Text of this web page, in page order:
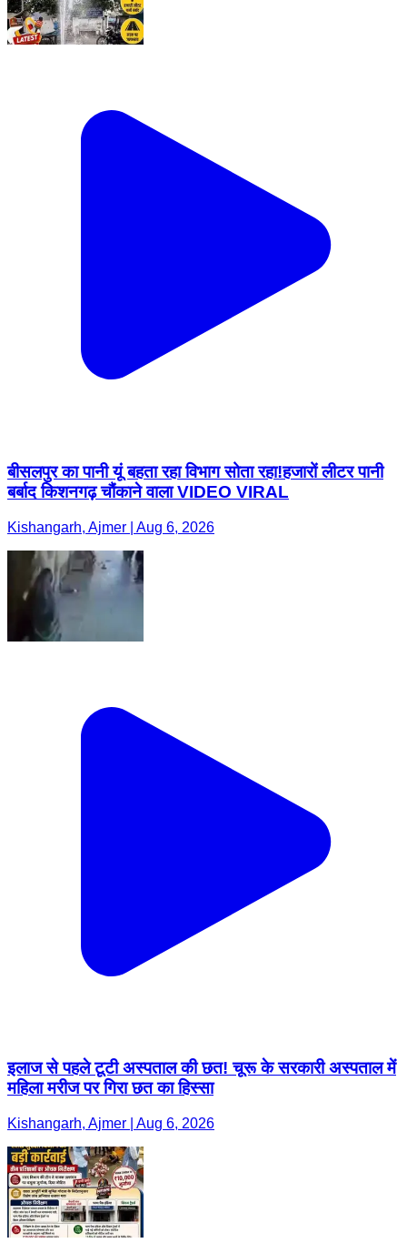
बीसलपुर का पानी यूं बहता रहा विभाग सोता रहा!हजारों लीटर पानी
बर्बाद किशनगढ़ चौंकाने वाला VIDEO VIRAL
Kishangarh, Ajmer | Aug 6, 2026
इलाज से पहले टूटी अस्पताल की छत! चूरू के सरकारी अस्पताल में
महिला मरीज पर गिरा छत का हिस्सा
Kishangarh, Ajmer | Aug 6, 2026